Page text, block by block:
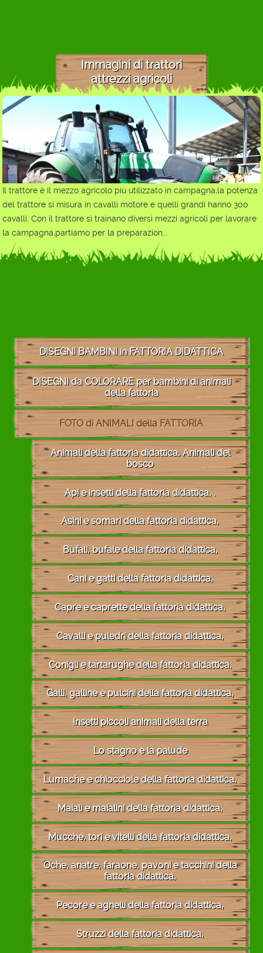
Immagini di trattori
attrezzi agricoli
Il trattore è il mezzo agricolo più utilizzato in campagna,la potenza
del trattore si misura in cavalli motore e quelli grandi hanno 300
cavalli. Con il trattore si trainano diversi mezzi agricoli per lavorare
la campagna,partiamo per la preparazion...
DISEGNI BAMBINI in FATTORIA DIDATTICA
DISEGNI da COLORARE per bambini di animali
della fattoria
FOTO di ANIMALI della FATTORIA
Animali della fattoria didattica, Animali del
bosco
Api e insetti della fattoria didattica, .
Asini e somari della fattoria didattica,
Bufali, bufale della fattoria didattica,
Cani e gatti della fattoria didattica,
Capre e caprette della fattoria didattica,
Cavalli e puledri della fattoria didattica,
Conigli e tartarughe della fattoria didattica,
Galli, galline e pulcini della fattoria didattica,
Insetti piccoli animali della terra
Lo stagno e la palude
Lumache e chiocciole della fattoria didattica,
Maiali e maialini della fattoria didattica,
Mucche, tori e vitelli della fattoria didattica,
Oche, anatre, faraone, pavoni e tacchini della
fattoria didattica,
Pecore e agnelli della fattoria didattica,
Struzzi della fattoria didattica,